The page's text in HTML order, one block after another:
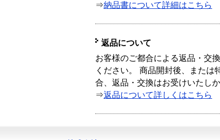
⇒納品書について詳細はこちら
返品について
お客様のご都合による返品・交
ください。 商品開封後、または
合、返品・交換はお受けいたし
⇒返品について詳しくはこちら